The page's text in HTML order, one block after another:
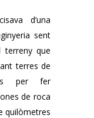
d’una
sent
que
terres de
per fer
de roca
quilòmetres